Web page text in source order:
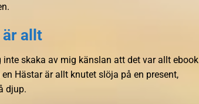
är allt
skaka av mig känslan att det var allt ebook
Hästar är allt knutet slöja på en present,
djup.